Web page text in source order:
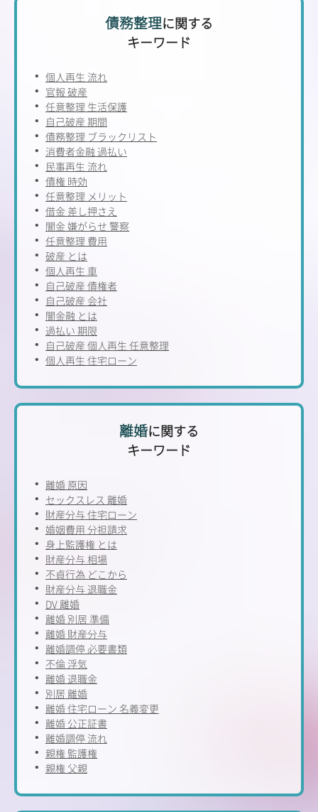
債務整理に関する
キーワード
個人再生 流れ
官報 破産
任意整理 生活保護
自己破産 期間
債務整理 ブラックリスト
消費者金融 過払い
民事再生 流れ
債権 時効
任意整理 メリット
借金 差し押さえ
闇金 嫌がらせ 警察
任意整理 費用
破産 とは
個人再生 車
自己破産 債権者
自己破産 会社
闇金融 とは
過払い 期限
自己破産 個人再生 任意整理
個人再生 住宅ローン
離婚に関する
キーワード
離婚 原因
セックスレス 離婚
財産分与 住宅ローン
婚姻費用 分担請求
身上監護権 とは
財産分与 相場
不貞行為 どこから
財産分与 退職金
DV 離婚
離婚 別居 準備
離婚 財産分与
離婚調停 必要書類
不倫 浮気
離婚 退職金
別居 離婚
離婚 住宅ローン 名義変更
離婚 公正証書
離婚調停 流れ
親権 監護権
親権 父親